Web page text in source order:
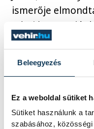
Beleegyezés
Ez a weboldal sütiket
Sütiket használunk a
szabásához,
ismerője
Lászlónem saját
életének, noha
latolgatja,